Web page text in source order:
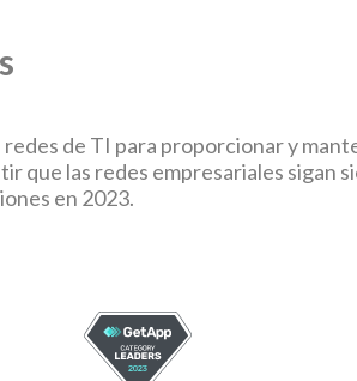
redes de TI para proporcionar y
que las redes empresariales sigan
en 2023.